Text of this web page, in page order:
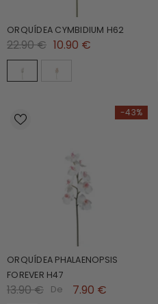
ORQUÍDEA CYMBIDIUM H62
22.90 € 10.90 €
-43%
ORQUÍDEA PHALAENOPSIS
FOREVER H47
13.90 € De 7.90 €